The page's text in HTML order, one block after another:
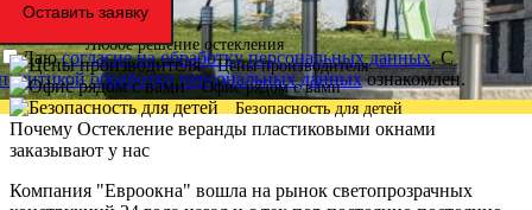
Оставить заявку
Даюсогласие на обработку персональных данных. С
обработки персональных данныхознакомлен.
Любое решение остекления
Цены производителя
Офис рядом с вами
Безопасность для детей
Почему Остекление веранды пластиковыми окнами
заказывают у нас
Компания "Евроокна" вошла на рынок светопрозрачных